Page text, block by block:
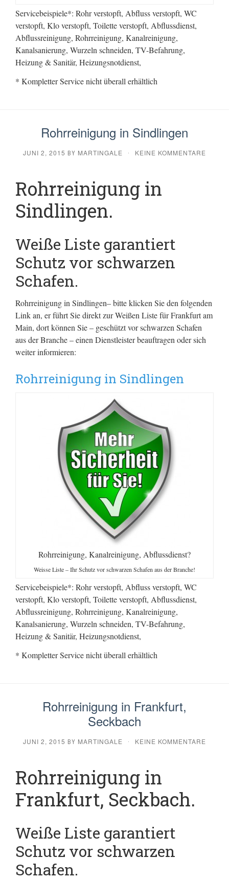
Servicebeispiele*: Rohr verstopft, Abfluss verstopft, WC
verstopft, Klo verstopft, Toilette verstopft, Abflussdienst,
Abflussreinigung, Rohrreinigung, Kanalreinigung,
Kanalsanierung, Wurzeln schneiden, TV-Befahrung,
Heizung & Sanitär, Heizungsnotdienst,
* Kompletter Service nicht überall erhältlich
Rohrreinigung in Sindlingen
JUNI 2, 2015 BY MARTINGALE · KEINE KOMMENTARE
Rohrreinigung in
Sindlingen.
Weiße Liste garantiert
Schutz vor schwarzen
Schafen.
Rohrreinigung in Sindlingen– bitte klicken Sie den folgenden
Link an, er führt Sie direkt zur Weißen Liste für Frankfurt am
Main, dort können Sie – geschützt vor schwarzen Schafen
aus der Branche – einen Dienstleister beauftragen oder sich
weiter informieren:
Rohrreinigung in Sindlingen
Rohrreinigung, Kanalreinigung, Abflussdienst?
Weisse Liste – Ihr Schutz vor schwarzen Schafen aus der Branche!
Servicebeispiele*: Rohr verstopft, Abfluss verstopft, WC
verstopft, Klo verstopft, Toilette verstopft, Abflussdienst,
Abflussreinigung, Rohrreinigung, Kanalreinigung,
Kanalsanierung, Wurzeln schneiden, TV-Befahrung,
Heizung & Sanitär, Heizungsnotdienst,
* Kompletter Service nicht überall erhältlich
Rohrreinigung in Frankfurt,
Seckbach
JUNI 2, 2015 BY MARTINGALE · KEINE KOMMENTARE
Rohrreinigung in
Frankfurt, Seckbach.
Weiße Liste garantiert
Schutz vor schwarzen
Schafen.